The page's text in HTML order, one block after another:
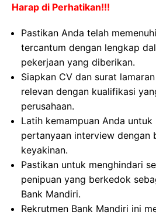
Harap di Perhatikan!!!
Pastikan Anda telah
tercantum dengan lengkap
pekerjaan yang diberikan.
Siapkan CV dan surat
relevan dengan kualifikasi
perusahaan.
Latih kemampuan Anda untuk
pertanyaan interview dengan
keyakinan.
Pastikan untuk menghindari
penipuan yang berkedok
Bank Mandiri.
Rekrutmen Bank Mandiri ini